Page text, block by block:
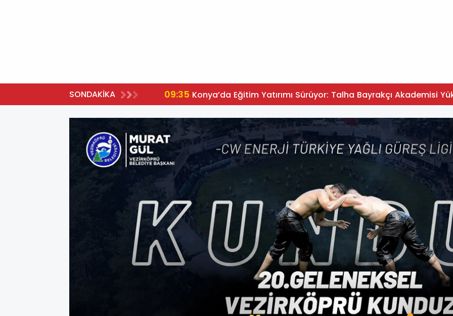
SONDAKİKA 09:35 Konya’da Eğitim Yatırımı Sürüyor: Talha Bayrakçı Akademisi